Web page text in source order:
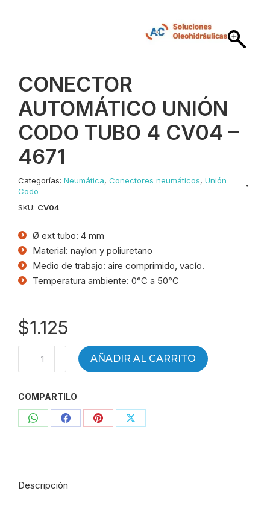
CONECTOR
AUTOMÁTICO UNIÓN
CODO TUBO 4 CV04 –
4671
Categorías: Neumática, Conectores neumáticos, Unión
Codo
SKU: CV04
Ø ext tubo: 4 mm
Material: naylon y poliuretano
Medio de trabajo: aire comprimido, vacío.
Temperatura ambiente: 0°C a 50°C
$1.125
codo
tubo
4
cantidad
AÑADIR AL CARRITO
COMPARTILO
CompartirCompartirCompartirCompartir
Descripción